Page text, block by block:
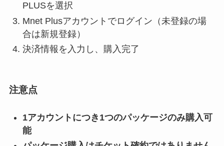
PLUSを選択
Mnet Plusアカウントでログイン（未登録の場
合は新規登録）
決済情報を入力し、購入完了
注意点
1アカウントにつき1つのパッケージのみ購入可
能